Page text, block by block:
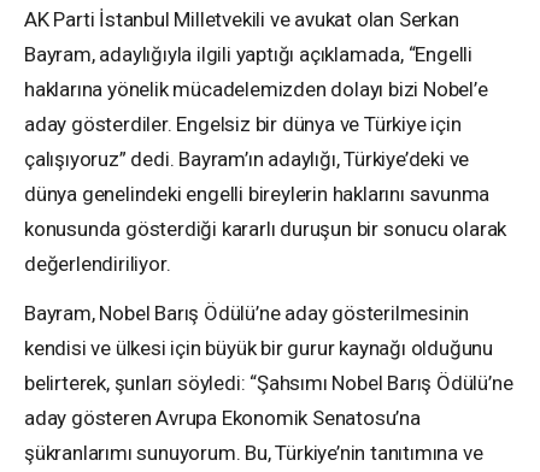
AK Parti İstanbul Milletvekili ve avukat olan Serkan
Bayram, adaylığıyla ilgili yaptığı açıklamada, “Engelli
haklarına yönelik mücadelemizden dolayı bizi Nobel’e
aday gösterdiler. Engelsiz bir dünya ve Türkiye için
çalışıyoruz” dedi. Bayram’ın adaylığı, Türkiye’deki ve
dünya genelindeki engelli bireylerin haklarını savunma
konusunda gösterdiği kararlı duruşun bir sonucu olarak
değerlendiriliyor.
Bayram, Nobel Barış Ödülü’ne aday gösterilmesinin
kendisi ve ülkesi için büyük bir gurur kaynağı olduğunu
belirterek, şunları söyledi: “Şahsımı Nobel Barış Ödülü’ne
aday gösteren Avrupa Ekonomik Senatosu’na
şükranlarımı sunuyorum. Bu, Türkiye’nin tanıtımına ve